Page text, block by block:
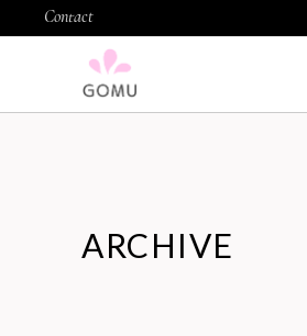
Contact
ARCHIVE